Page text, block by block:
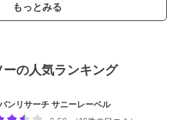
もっとみる
の人気ランキング
ンリサーチ サニーレーベル